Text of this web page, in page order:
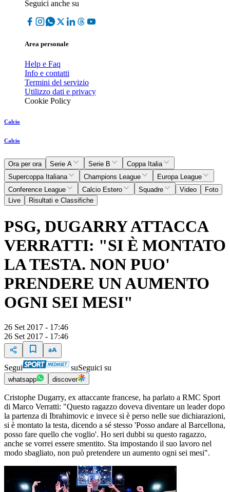
Seguici anche su
Area personale
Help e Faq
Info e contatti
Termini del servizio
Utilizzo dati e privacy
Cookie Policy
Calcio
Calcio
Ora per ora Serie A Serie B
Coppa Italia
Supercoppa Italiana
Champions League
Europa League
Conference League
Calcio Estero Squadre Video
Foto
Live
Risultati e Classifiche
PSG, DUGARRY ATTACCA
VERRATTI: "SI È MONTATO
LA TESTA. NON PUO'
PRENDERE UN AUMENTO
OGNI SEI MESI"
26 Set 2017 - 17:46
26 Set 2017 - 17:46
Segui suSeguici su
whatsapp discover
Cristophe Dugarry, ex attaccante francese, ha parlato a RMC Sport
di Marco Verratti: "Questo ragazzo doveva diventare un leader dopo
la partenza di Ibrahimovic e invece si è perso nelle sue dichiarazioni,
si è montato la testa, dicendo a sé stesso 'Posso andare al Barcellona,
posso fare quello che voglio'. Ho seri dubbi su questo ragazzo,
anche se vorrei essere smentito. Sta impostando il suo lavoro nel
modo sbagliato, non può pretendere un aumento ogni sei mesi".